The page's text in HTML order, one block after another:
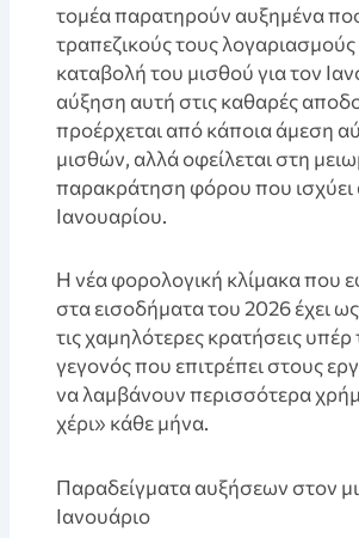
τομέα παρατηρούν αυξημένα
τραπεζικούς τους λογαριασμούς
καταβολή του μισθού για τον
αύξηση αυτή στις καθαρές
προέρχεται από κάποια άμεση
μισθών, αλλά οφείλεται στη
παρακράτηση φόρου που ισχύει
Ιανουαρίου.
Η νέα φορολογική κλίμακα που
στα εισοδήματα του 2026 έχει
τις χαμηλότερες κρατήσεις υπέρ
γεγονός που επιτρέπει στους
να λαμβάνουν περισσότερα
χέρι» κάθε μήνα.
Παραδείγματα αυξήσεων στον
Ιανουάριο